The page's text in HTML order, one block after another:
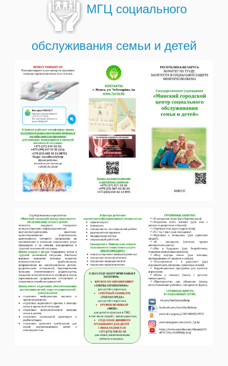
МГЦ социального
обслуживания семьи и детей